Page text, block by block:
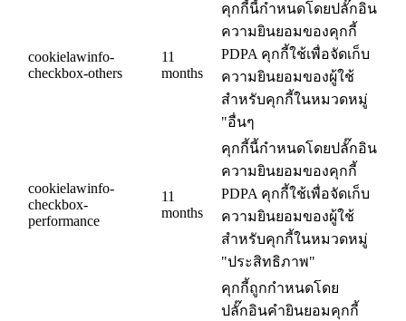
cookielawinfo-
checkbox-others
11
months
คุกกี้นี้กำหนดโดยปลั๊กอิน
ความยินยอมของคุกกี้
PDPA คุกกี้ใช้เพื่อจัดเก็บ
ความยินยอมของผู้ใช้
สำหรับคุกกี้ในหมวดหมู่
"อื่นๆ
cookielawinfo-
checkbox-
performance
11
months
คุกกี้นี้กำหนดโดยปลั๊กอิน
ความยินยอมของคุกกี้
PDPA คุกกี้ใช้เพื่อจัดเก็บ
ความยินยอมของผู้ใช้
สำหรับคุกกี้ในหมวดหมู่
"ประสิทธิภาพ"
คุกกี้ถูกกำหนดโดย
ปลั๊กอินคำยินยอมคุกกี้